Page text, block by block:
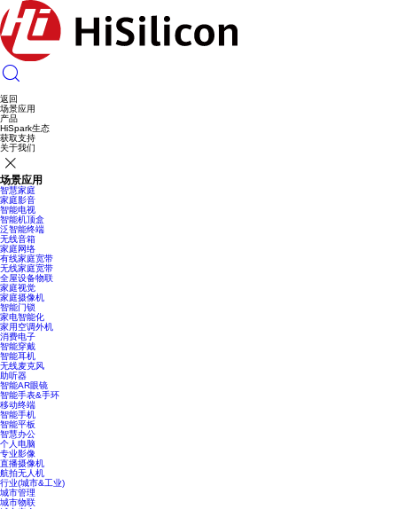
返回
场景应用
产品
HiSpark生态
获取支持
关于我们
场景应用
智慧家庭
家庭影音
智能电视
智能机顶盒
泛智能终端
无线音箱
家庭网络
有线家庭宽带
无线家庭宽带
全屋设备物联
家庭视觉
家庭摄像机
智能门锁
家电智能化
家用空调外机
消费电子
智能穿戴
智能耳机
无线麦克风
助听器
智能AR眼镜
智能手表&手环
移动终端
智能手机
智能平板
智慧办公
个人电脑
专业影像
直播摄像机
航拍无人机
行业(城市&工业)
城市管理
城市物联